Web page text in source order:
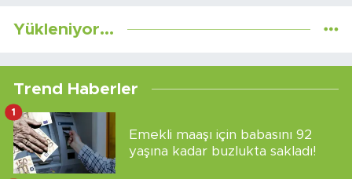
Yükleniyor...
Trend Haberler
Emekli maaşı için babasını 92
yaşına kadar buzlukta sakladı!
1